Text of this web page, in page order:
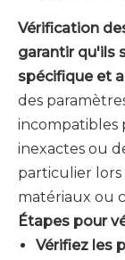
Vérification
garantir qu'ils
spécifique et
des
incompatibles
inexactes ou
particulier
matériaux ou
Étapes pour
Vérifiez les